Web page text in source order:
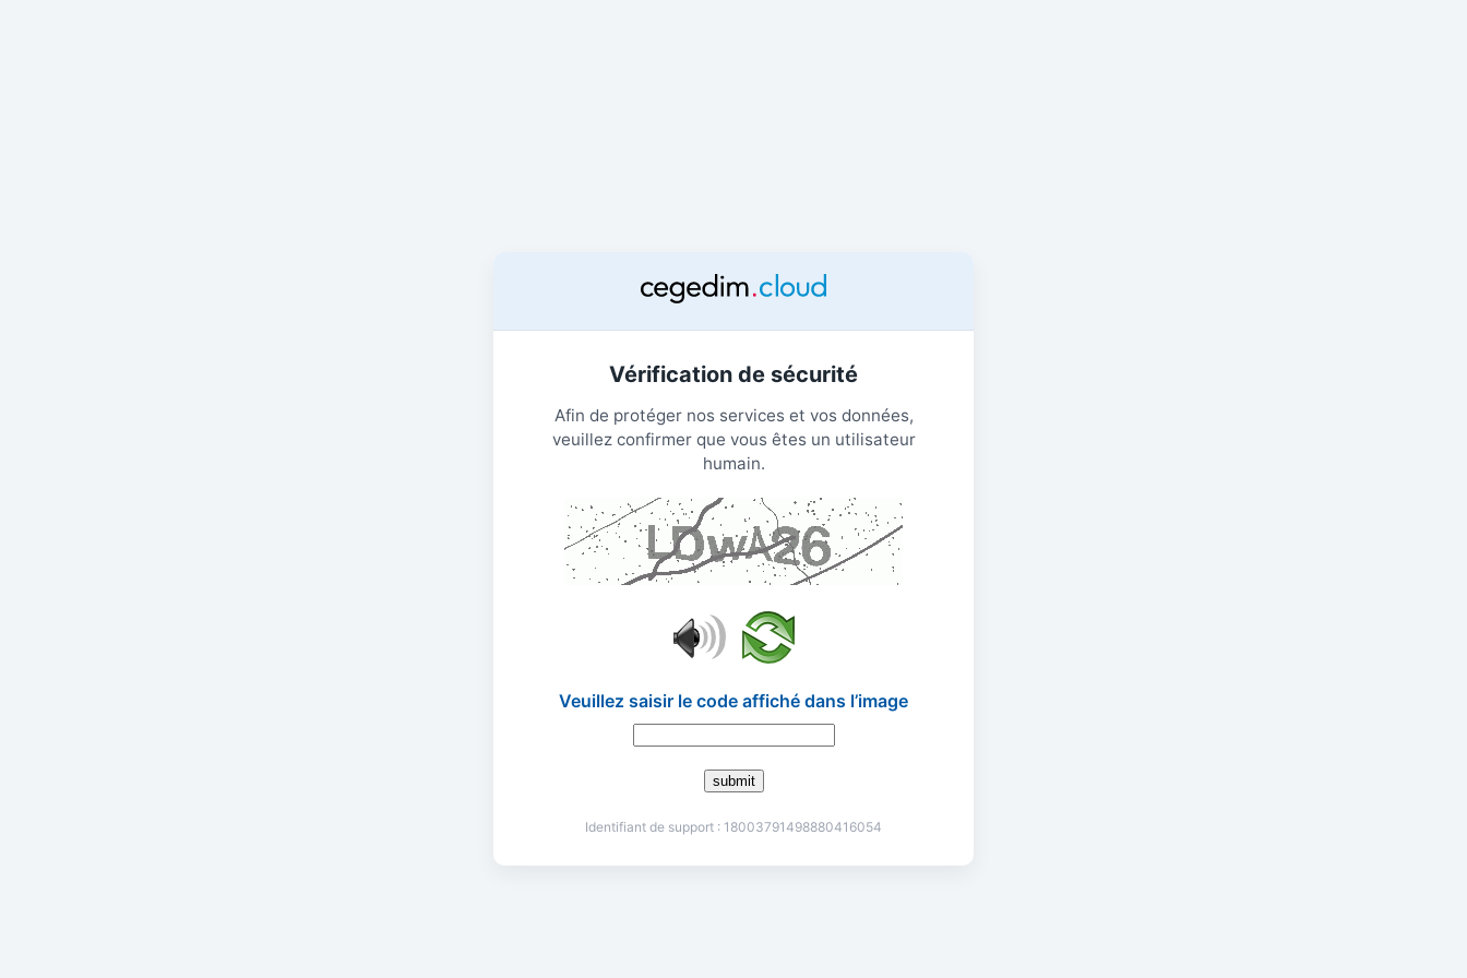
Vérification de sécurité
Afin de protéger nos services et vos données,
veuillez confirmer que vous êtes un utilisateur
humain.
Veuillez saisir le code affiché dans l’image
submit
Identifiant de support : 18003791498880416054